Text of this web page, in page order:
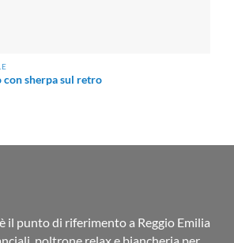
sherpa sul retro
il punto di riferimento a Reggio Emilia
poltrone relax e biancheria per